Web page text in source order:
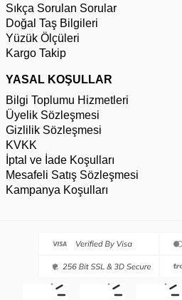
Sıkça Sorulan Sorular
Doğal Taş Bilgileri
Yüzük Ölçüleri
Kargo Takip
YASAL KOŞULLAR
Bilgi Toplumu Hizmetleri
Üyelik Sözleşmesi
Gizlilik Sözleşmesi
KVKK
İptal ve İade Koşulları
Mesafeli Satış Sözleşmesi
Kampanya Koşulları